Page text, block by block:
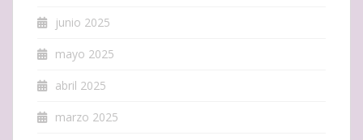
junio 2025
mayo 2025
abril 2025
marzo 2025